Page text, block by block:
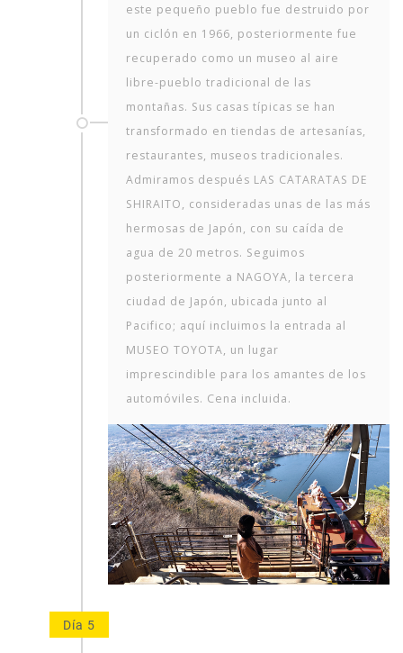
este pequeño pueblo fue destruido por
un ciclón en 1966, posteriormente fue
recuperado como un museo al aire
libre-pueblo tradicional de las
montañas. Sus casas típicas se han
transformado en tiendas de artesanías,
restaurantes, museos tradicionales.
Admiramos después LAS CATARATAS DE
SHIRAITO, consideradas unas de las más
hermosas de Japón, con su caída de
agua de 20 metros. Seguimos
posteriormente a NAGOYA, la tercera
ciudad de Japón, ubicada junto al
Pacifico; aquí incluimos la entrada al
MUSEO TOYOTA, un lugar
imprescindible para los amantes de los
automóviles. Cena incluida.
Día 5